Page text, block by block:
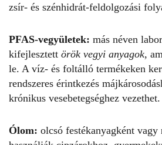
zsír- és szénhidrát-feldolgozási
PFAS-vegyületek: más néven
kifejlesztett örök vegyi anyagok,
le. A víz- és foltálló termékeken
rendszeres érintkezés
krónikus vesebetegséghez vezethet.
Ólom: olcsó festékanyagként vagy